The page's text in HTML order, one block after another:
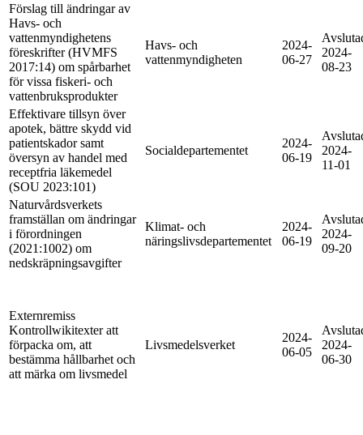
Förslag till ändringar av
Havs- och
vattenmyndighetens
föreskrifter (HVMFS
2017:14) om spårbarhet
för vissa fiskeri- och
vattenbruksprodukter
Havs- och
vattenmyndigheten
2024-
06-27
2024-
08-23
Effektivare tillsyn över
apotek, bättre skydd vid
patientskador samt
översyn av handel med
receptfria läkemedel
(SOU 2023:101)
Socialdepartementet
2024-
06-19
2024-
11-01
Naturvårdsverkets
framställan om ändringar
i förordningen
(2021:1002) om
nedskräpningsavgifter
Klimat- och
näringslivsdepartementet
2024-
06-19
2024-
09-20
Externremiss
Kontrollwikitexter att
förpacka om, att
bestämma hållbarhet och
att märka om livsmedel
Livsmedelsverket
2024-
06-05
2024-
06-30